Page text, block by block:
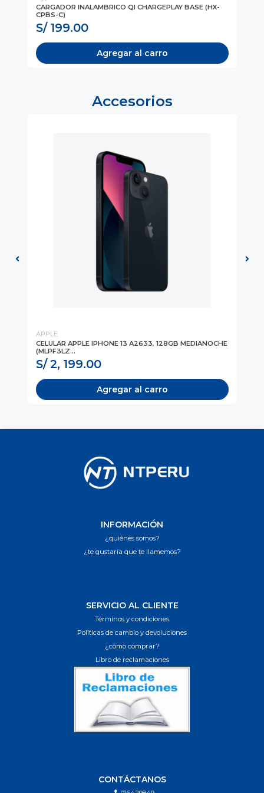
CARGADOR INALAMBRICO QI CHARGEPLAY BASE (HX-
CPBS-C)
S/ 199.00
Agregar al carro
Accesorios
APPLE
CELULAR APPLE IPHONE 13 A2633, 128GB MEDIANOCHE
(MLPF3LZ...
S/ 2, 199.00
Agregar al carro
INFORMACIÓN
¿quiénes somos?
¿te gustaría que te llamemos?
SERVICIO AL CLIENTE
Términos y condiciones
Políticas de cambio y devoluciones
¿cómo comprar?
Libro de reclamaciones
CONTÁCTANOS